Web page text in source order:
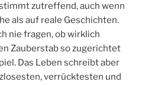
zutreffend, auch wenn
als auf reale Geschichten.
nie fragen, ob wirklich
Zauberstab so zugerichtet
Das Leben schreibt aber
verrücktesten und